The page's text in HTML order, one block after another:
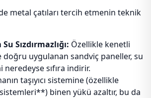
metal çatıları tercih etmenin teknik
Sızdırmazlığı: Özellikle kenetli
doğru uygulanan sandviç paneller, su
neredeyse sıfıra indirir.
taşıyıcı sistemine (özellikle
binen yükü azaltır, bu da